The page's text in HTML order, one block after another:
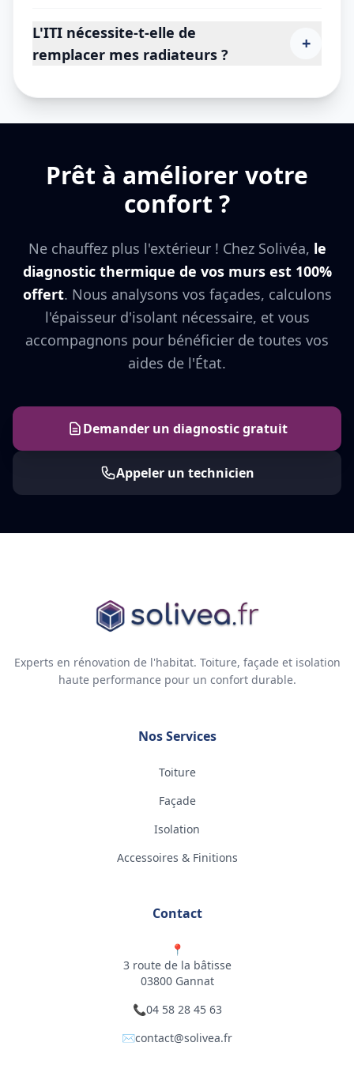
L'ITI nécessite-t-elle de
remplacer mes radiateurs ?
+
Prêt à améliorer votre
confort ?
Ne chauffez plus l'extérieur ! Chez Solivéa, le
diagnostic thermique de vos murs est 100%
offert. Nous analysons vos façades, calculons
l'épaisseur d'isolant nécessaire, et vous
accompagnons pour bénéficier de toutes vos
aides de l'État.
Demander un diagnostic gratuit
Appeler un technicien
Experts en rénovation de l'habitat. Toiture, façade et isolation
haute performance pour un confort durable.
Nos Services
Toiture
Façade
Isolation
Accessoires & Finitions
Contact
📍
3 route de la bâtisse
03800 Gannat
📞04 58 28 45 63
✉️contact@solivea.fr